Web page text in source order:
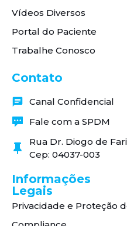
Vídeos Diversos
Portal do Paciente
Trabalhe Conosco
Contato
Canal Confidencial
Fale com a SPDM
Rua Dr. Diogo de
Cep: 04037-003
Informações
Legais
Privacidade e Proteção